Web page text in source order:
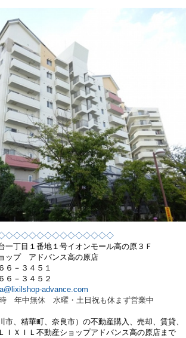
一丁目１番地１号イオンモール高の原３Ｆ
ップ アドバンス高の原店
６－３４５１
６－３４５２
advance.com
年中無休 水曜・土日祝も休まず営業中
市、精華町、奈良市）の不動産購入、売却、賃貸、
ＩＸＩＬ不動産ショップアドバンス高の原店まで